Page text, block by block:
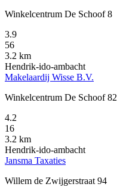
Winkelcentrum De Schoof 8
3.9
56
3.2 km
Hendrik-ido-ambacht
Makelaardij Wisse B.V.
Winkelcentrum De Schoof 82
4.2
16
3.2 km
Hendrik-ido-ambacht
Jansma Taxaties
Willem de Zwijgerstraat 94